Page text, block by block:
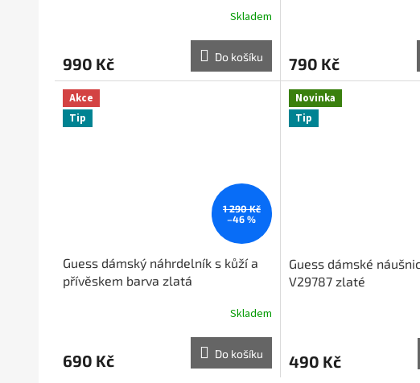
Skladem
990 Kč Do košíku 790 Kč
Akce
Tip
1 290 Kč
–46 %
Guess dámský náhrdelník s kůží a
přívěskem barva zlatá
Skladem
690 Kč Do košíku
Novinka
Tip
Guess dámské
V29787 zlaté
490 Kč